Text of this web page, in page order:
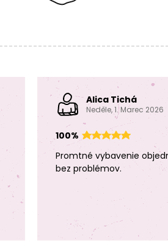
Alica Tichá
Neděle, 1. Marec 2026
100%
Promtné vybavenie
bez problémov.